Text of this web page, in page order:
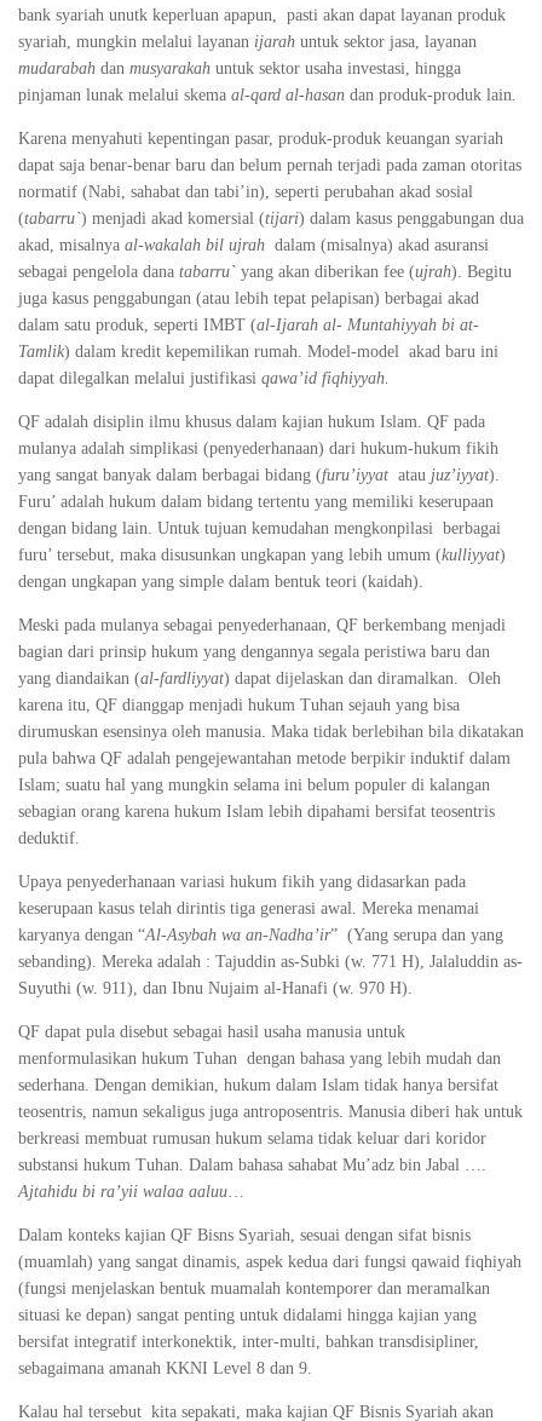
bank syariah unutk keperluan apapun, pasti akan dapat layanan produk
syariah, mungkin melalui layanan ijarah untuk sektor jasa, layanan
mudarabah dan musyarakah untuk sektor usaha investasi, hingga
pinjaman lunak melalui skema al-qard al-hasan dan produk-produk lain.
Karena menyahuti kepentingan pasar, produk-produk keuangan syariah
dapat saja benar-benar baru dan belum pernah terjadi pada zaman otoritas
normatif (Nabi, sahabat dan tabi’in), seperti perubahan akad sosial
(tabarru`) menjadi akad komersial (tijari) dalam kasus penggabungan dua
akad, misalnya al-wakalah bil ujrah dalam (misalnya) akad asuransi
sebagai pengelola dana tabarru` yang akan diberikan fee (ujrah). Begitu
juga kasus penggabungan (atau lebih tepat pelapisan) berbagai akad
dalam satu produk, seperti IMBT (al-Ijarah al- Muntahiyyah bi at-
Tamlik) dalam kredit kepemilikan rumah. Model-model akad baru ini
dapat dilegalkan melalui justifikasi qawa’id fiqhiyyah.
QF adalah disiplin ilmu khusus dalam kajian hukum Islam. QF pada
mulanya adalah simplikasi (penyederhanaan) dari hukum-hukum fikih
yang sangat banyak dalam berbagai bidang (furu’iyyat atau juz’iyyat).
Furu’ adalah hukum dalam bidang tertentu yang memiliki keserupaan
dengan bidang lain. Untuk tujuan kemudahan mengkonpilasi berbagai
furu’ tersebut, maka disusunkan ungkapan yang lebih umum (kulliyyat)
dengan ungkapan yang simple dalam bentuk teori (kaidah).
Meski pada mulanya sebagai penyederhanaan, QF berkembang menjadi
bagian dari prinsip hukum yang dengannya segala peristiwa baru dan
yang diandaikan (al-fardliyyat) dapat dijelaskan dan diramalkan. Oleh
karena itu, QF dianggap menjadi hukum Tuhan sejauh yang bisa
dirumuskan esensinya oleh manusia. Maka tidak berlebihan bila dikatakan
pula bahwa QF adalah pengejewantahan metode berpikir induktif dalam
Islam; suatu hal yang mungkin selama ini belum populer di kalangan
sebagian orang karena hukum Islam lebih dipahami bersifat teosentris
deduktif.
Upaya penyederhanaan variasi hukum fikih yang didasarkan pada
keserupaan kasus telah dirintis tiga generasi awal. Mereka menamai
karyanya dengan “Al-Asybah wa an-Nadha’ir” (Yang serupa dan yang
sebanding). Mereka adalah : Tajuddin as-Subki (w. 771 H), Jalaluddin as-
Suyuthi (w. 911), dan Ibnu Nujaim al-Hanafi (w. 970 H).
QF dapat pula disebut sebagai hasil usaha manusia untuk
menformulasikan hukum Tuhan dengan bahasa yang lebih mudah dan
sederhana. Dengan demikian, hukum dalam Islam tidak hanya bersifat
teosentris, namun sekaligus juga antroposentris. Manusia diberi hak untuk
berkreasi membuat rumusan hukum selama tidak keluar dari koridor
substansi hukum Tuhan. Dalam bahasa sahabat Mu’adz bin Jabal ….
Ajtahidu bi ra’yii walaa aaluu…
Dalam konteks kajian QF Bisns Syariah, sesuai dengan sifat bisnis
(muamlah) yang sangat dinamis, aspek kedua dari fungsi qawaid fiqhiyah
(fungsi menjelaskan bentuk muamalah kontemporer dan meramalkan
situasi ke depan) sangat penting untuk didalami hingga kajian yang
bersifat integratif interkonektik, inter-multi, bahkan transdisipliner,
sebagaimana amanah KKNI Level 8 dan 9.
Kalau hal tersebut kita sepakati, maka kajian QF Bisnis Syariah akan